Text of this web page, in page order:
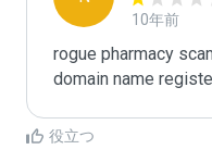
10年前
rogue pharmacy
domain name
役立つ